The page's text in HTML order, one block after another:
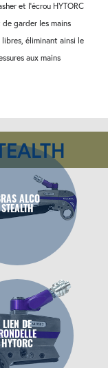
et l'écrou HYTORC
garder les mains
éliminant ainsi le
aux mains
ALCO
STEALTH
LIEN DE
HYTORC